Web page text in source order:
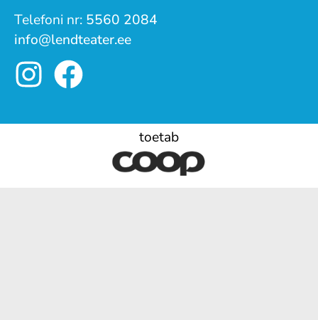
Telefoni nr: 5560 2084
info@lendteater.ee
toetab